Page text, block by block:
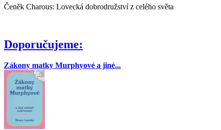
Čeněk Charous: Lovecká dobrodružství z celého světa
Doporučujeme:
Zákony matky Murphyové a jiné...